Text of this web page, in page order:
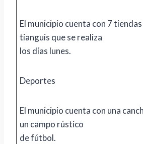
El municipio cuenta con 7
tianguis que se realiza
los días lunes.
Deportes
El municipio cuenta con una
un campo rústico
de fútbol.